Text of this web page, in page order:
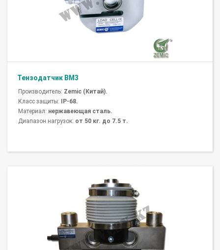
Тензодатчик BM3
Производитель: Zemic (Китай).
Класс защиты:
IP-68.
Материал: нержавеющая сталь.
Диапазон нагрузок: от 50 кг. до 7.5 т.